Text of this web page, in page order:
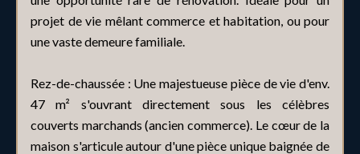
projet de vie mêlant commerce et habitation, ou pour
une vaste demeure familiale.
Rez-de-chaussée : Une majestueuse pièce de vie d'env.
47 m² s'ouvrant directement sous les célèbres
couverts marchands (ancien commerce). Le cœur de la
maison s'articule autour d'une pièce unique baignée de